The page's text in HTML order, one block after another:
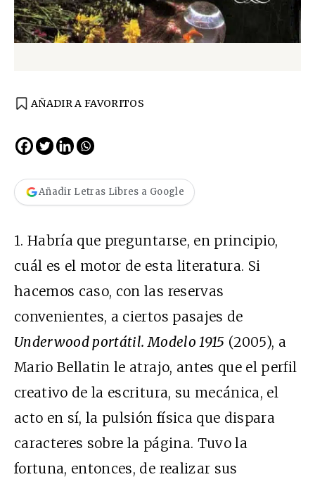
AÑADIR A FAVORITOS
Añadir Letras Libres a Google
1. Habría que preguntarse, en principio,
cuál es el motor de esta literatura. Si
hacemos caso, con las reservas
convenientes, a ciertos pasajes de
Underwood portátil. Modelo 1915 (2005), a
Mario Bellatin le atrajo, antes que el perfil
creativo de la escritura, su mecánica, el
acto en sí, la pulsión física que dispara
caracteres sobre la página. Tuvo la
fortuna, entonces, de realizar sus